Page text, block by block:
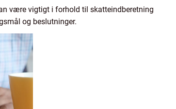
være vigtigt i forhold til skatteindberetning
og beslutninger.